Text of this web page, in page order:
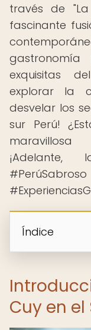
través de
fascinante
exquisitas
explorar la
desvelar los
sur Perú!
Índice
Cuy en el